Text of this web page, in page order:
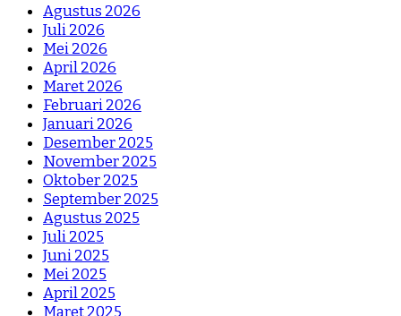
Agustus 2026
Juli 2026
Mei 2026
April 2026
Maret 2026
Februari 2026
Januari 2026
Desember 2025
November 2025
Oktober 2025
September 2025
Agustus 2025
Juli 2025
Juni 2025
Mei 2025
April 2025
Maret 2025